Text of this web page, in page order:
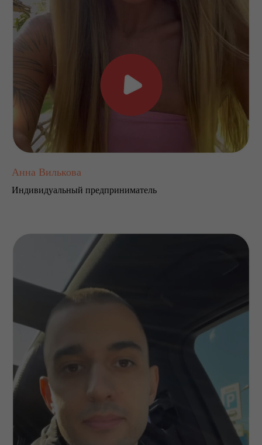
Анна Вилькова
Индивидуальный предприниматель